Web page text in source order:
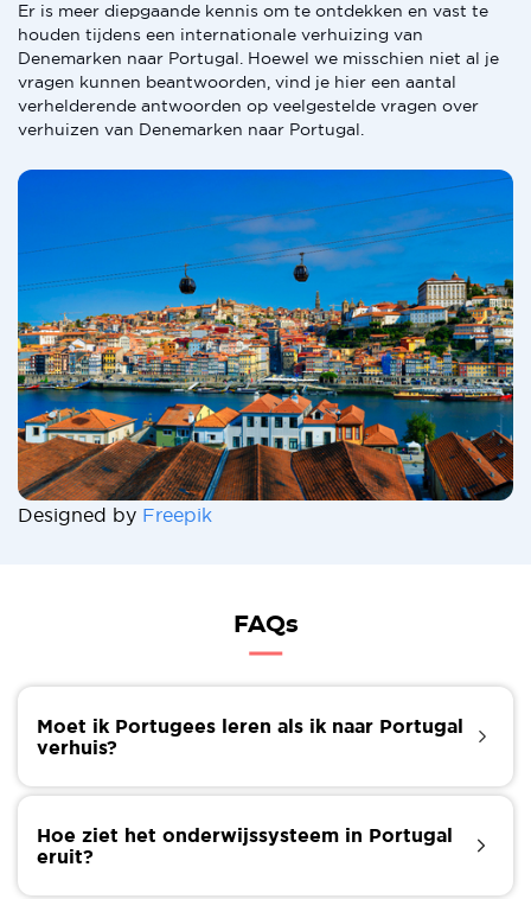
Er is meer diepgaande kennis om te ontdekken en vast te
houden tijdens een internationale verhuizing van
Denemarken naar Portugal. Hoewel we misschien niet al je
vragen kunnen beantwoorden, vind je hier een aantal
verhelderende antwoorden op veelgestelde vragen over
verhuizen van Denemarken naar Portugal.
Designed by Freepik
FAQs
Moet ik Portugees leren als ik naar Portugal
verhuis?
Hoewel Portugees erkend is als de officiële taal van
nog steeds alleen in het Engels doen, vooral in
toeristische gebieden en grotere steden. De
voordelen van het kennen en begrijpen van de
Hoe ziet het onderwijssysteem in Portugal
eruit?